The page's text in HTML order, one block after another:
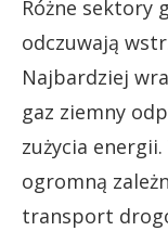
Różne sektory
odczuwają
Najbardziej
gaz ziemny
zużycia
ogromną
transport